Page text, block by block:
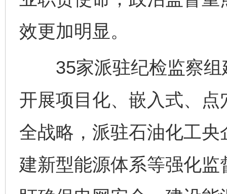
效更加明显。
35家派驻纪检监察组
开展项目化、嵌入式、
全战略，派驻石油化工
建新型能源体系等强化